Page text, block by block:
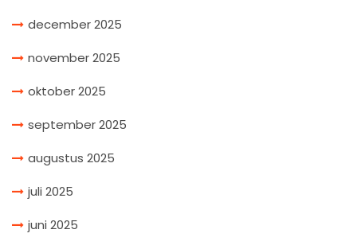
december 2025
november 2025
oktober 2025
september 2025
augustus 2025
juli 2025
juni 2025